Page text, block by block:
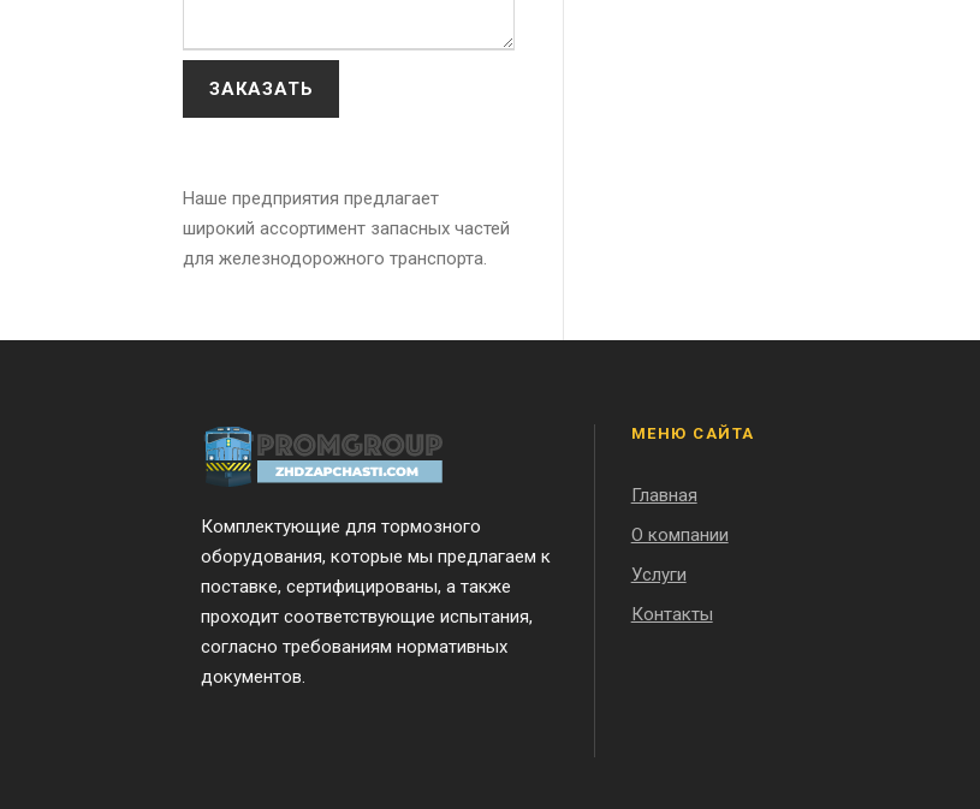
Наше предприятия предлагает
широкий ассортимент запасных частей
для железнодорожного транспорта.
Комплектующие для тормозного
оборудования, которые мы предлагаем к
поставке, сертифицированы, а также
проходит соответствующие испытания,
согласно требованиям нормативных
документов.
МЕНЮ САЙТА
Главная
О компании
Услуги
Контакты